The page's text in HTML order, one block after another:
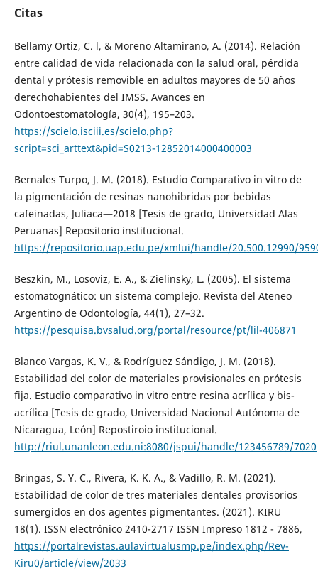
Citas
Bellamy Ortiz, C. l, & Moreno Altamirano, A. (2014). Relación
entre calidad de vida relacionada con la salud oral, pérdida
dental y prótesis removible en adultos mayores de 50 años
derechohabientes del IMSS. Avances en
Odontoestomatología, 30(4), 195–203.
https://scielo.isciii.es/scielo.php?
script=sci_arttext&pid=S0213-12852014000400003
Bernales Turpo, J. M. (2018). Estudio Comparativo in vitro de
la pigmentación de resinas nanohibridas por bebidas
cafeinadas, Juliaca—2018 [Tesis de grado, Universidad Alas
Peruanas] Repositorio institucional.
https://repositorio.uap.edu.pe/xmlui/handle/20.500.12990/
Beszkin, M., Losoviz, E. A., & Zielinsky, L. (2005). El sistema
estomatognático: un sistema complejo. Revista del Ateneo
Argentino de Odontología, 44(1), 27–32.
https://pesquisa.bvsalud.org/portal/resource/pt/lil-406871
Blanco Vargas, K. V., & Rodríguez Sándigo, J. M. (2018).
Estabilidad del color de materiales provisionales en prótesis
fija. Estudio comparativo in vitro entre resina acrílica y bis-
acrílica [Tesis de grado, Universidad Nacional Autónoma de
Nicaragua, León] Repostiroio institucional.
http://riul.unanleon.edu.ni:8080/jspui/handle/123456789/7020
Bringas, S. Y. C., Rivera, K. K. A., & Vadillo, R. M. (2021).
Estabilidad de color de tres materiales dentales provisorios
sumergidos en dos agentes pigmentantes. (2021). KIRU
18(1). ISSN electrónico 2410-2717 ISSN Impreso 1812 - 7886,
https://portalrevistas.aulavirtualusmp.pe/index.php/Rev-
Kiru0/article/view/2033